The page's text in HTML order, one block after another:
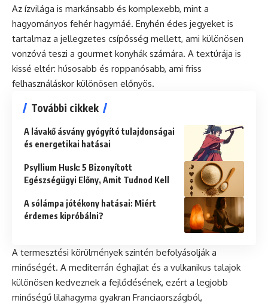
Az ízvilága is markánsabb és komplexebb, mint a
hagyományos fehér hagymáé. Enyhén édes jegyeket is
tartalmaz a jellegzetes csípősség mellett, ami különösen
vonzóvá teszi a gourmet konyhák számára. A textúrája is
kissé eltér: húsosabb és roppanósabb, ami friss
felhasználáskor különösen előnyös.
További cikkek
A lávakő ásvány gyógyító tulajdonságai
és energetikai hatásai
Psyllium Husk: 5 Bizonyított
Egészségügyi Előny, Amit Tudnod Kell
A sólámpa jótékony hatásai: Miért
érdemes kipróbálni?
A termesztési körülmények szintén befolyásolják a
minőségét. A mediterrán éghajlat és a vulkanikus talajok
különösen kedveznek a fejlődésének, ezért a legjobb
minőségű lilahagyma gyakran Franciaországból,